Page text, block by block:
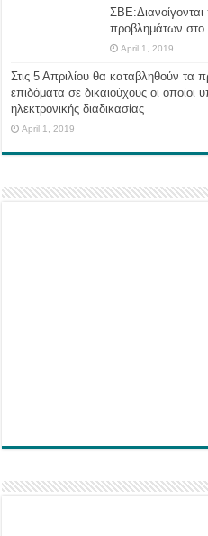
προβλημάτων στο
April 1, 2019
Στις 5 Απριλίου θα καταβληθούν τα
επιδόματα σε δικαιούχους οι
ηλεκτρονικής διαδικασίας
April 1, 2019